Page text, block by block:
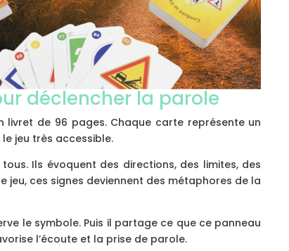
déclencher la parole
livret de 96 pages. Chaque carte représente un
jeu très accessible.
Ils évoquent des directions, des limites, des
jeu, ces signes deviennent des métaphores de la
le symbole. Puis il partage ce que ce panneau
l’écoute et la prise de parole.